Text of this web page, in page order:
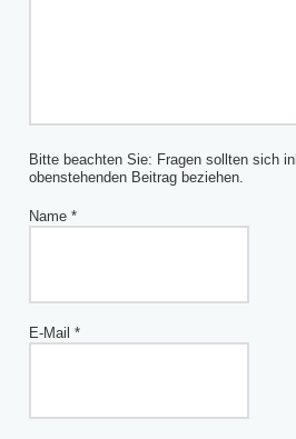
Bitte beachten Sie: Fragen sollten sich
obenstehenden Beitrag beziehen.
Name *
E-Mail *